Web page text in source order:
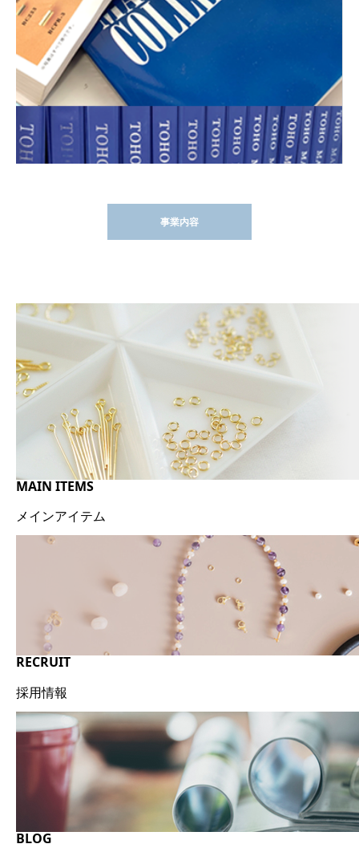
事業内容
MAIN ITEMS
メインアイテム
RECRUIT
採用情報
BLOG